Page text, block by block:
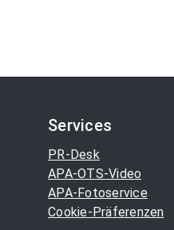
Services
PR-Desk
APA-OTS-Video
APA-Fotoservice
Cookie-Präferenzen